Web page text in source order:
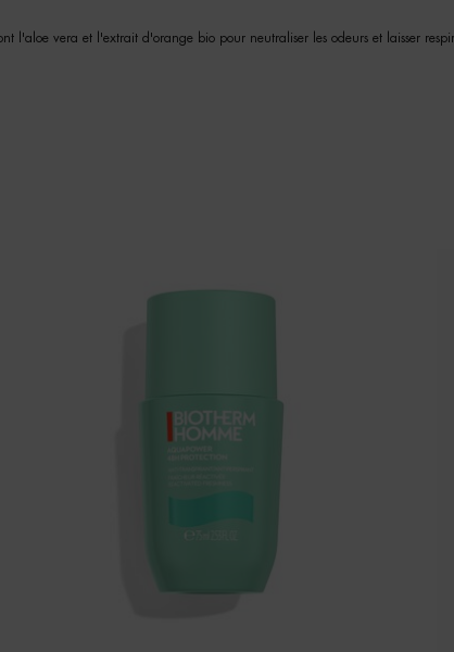
l'aloe vera et l'extrait d'orange bio pour neutraliser les odeurs et laisser